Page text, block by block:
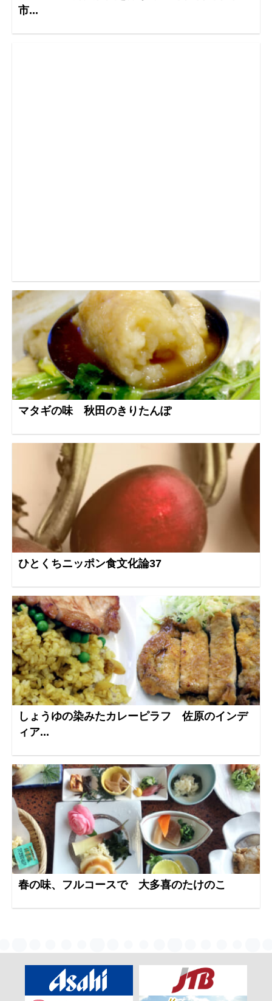
市...
マタギの味 秋田のきりたんぽ
ひとくちニッポン食文化論37
しょうゆの染みたカレーピラフ 佐原のインデ
ィア...
春の味、フルコースで 大多喜のたけのこ